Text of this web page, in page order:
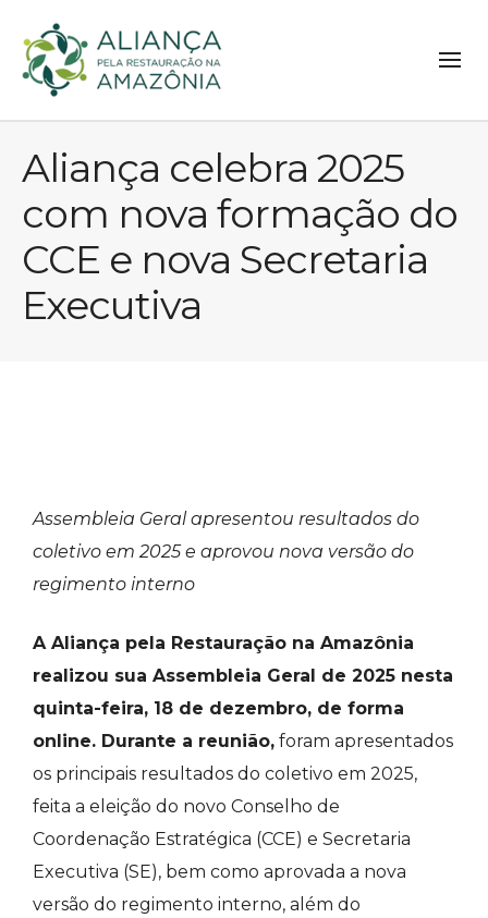
Aliança celebra 2025
com nova formação do
CCE e nova Secretaria
Executiva
Assembleia Geral apresentou resultados do
coletivo em 2025 e aprovou nova versão do
regimento interno
A Aliança pela Restauração na Amazônia
realizou sua Assembleia Geral de 2025 nesta
quinta-feira, 18 de dezembro, de forma
online. Durante a reunião, foram apresentados
os principais resultados do coletivo em 2025,
feita a eleição do novo Conselho de
Coordenação Estratégica (CCE) e Secretaria
Executiva (SE), bem como aprovada a nova
versão do regimento interno, além do